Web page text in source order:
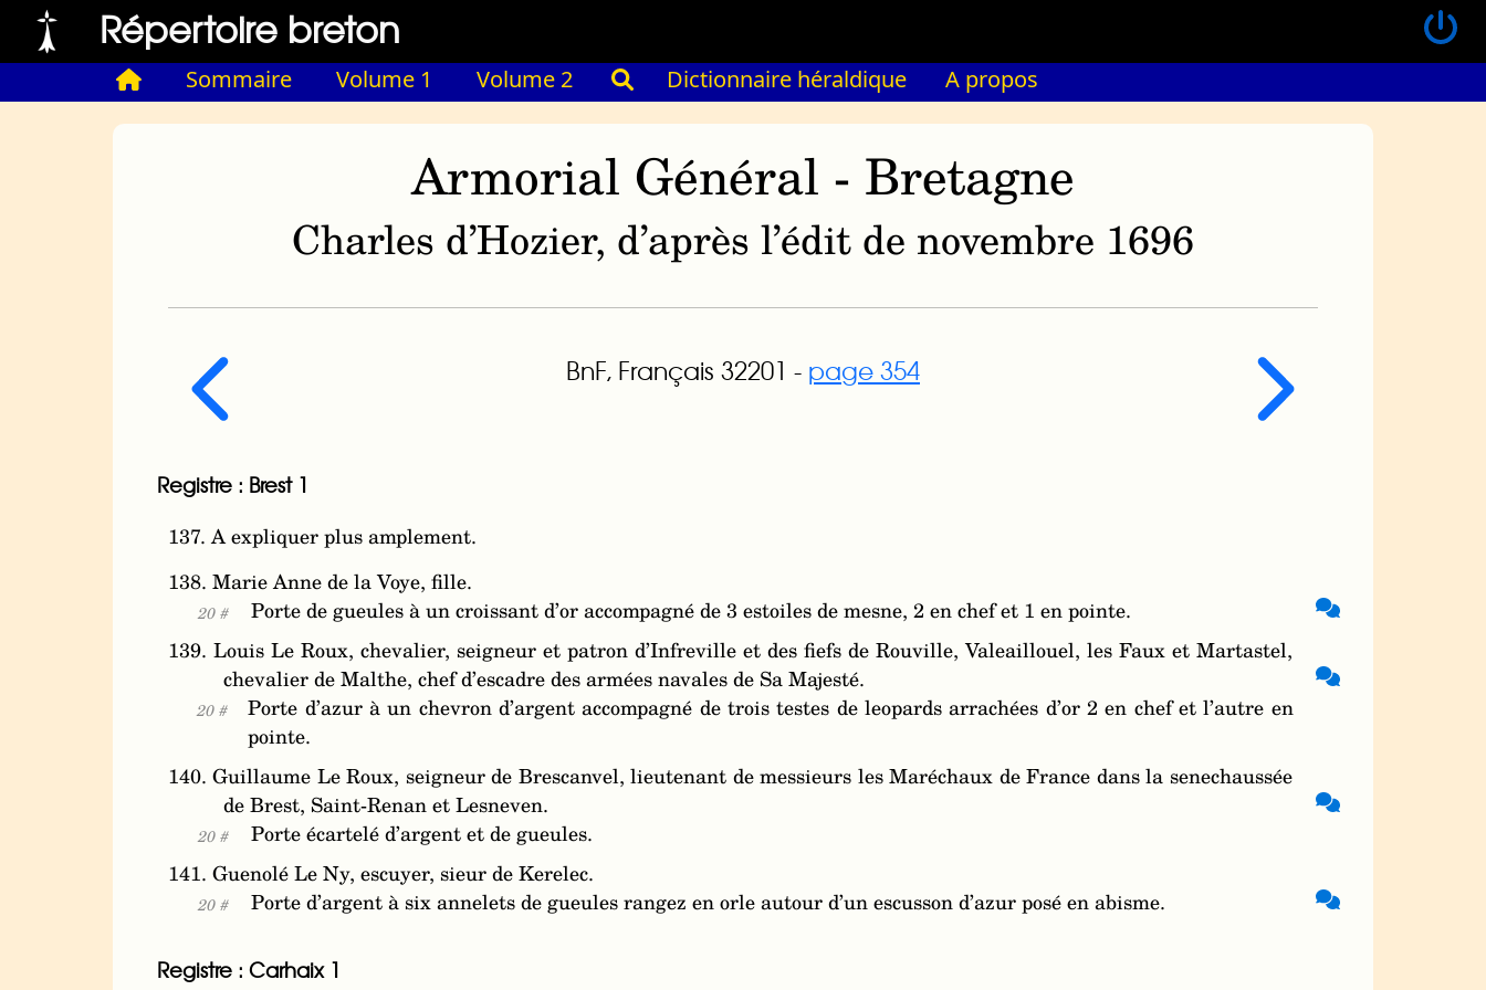
Répertoire breton
Sommaire Volume 1 Volume 2 Dictionnaire héraldique A propos
Armorial Général - Bretagne
Charles d’Hozier, d’après l’édit de novembre 1696
BnF, Français 32201 - page 354
Registre : Brest 1
137. A expliquer plus amplement.
138. Marie Anne de la Voye, fille.
20 #
Porte de gueules à un croissant d’or accompagné de 3 estoiles de mesne, 2 en chef et 1 en pointe.
139. Louis Le Roux, chevalier, seigneur et patron d’Infreville et des fiefs de Rouville, Valeaillouel, les Faux et Martastel,
chevalier de Malthe, chef d’escadre des armées navales de Sa Majesté.
20 #
Porte d’azur à un chevron d’argent accompagné de trois testes de leopards arrachées d’or 2 en chef et l’autre en
pointe.
140. Guillaume Le Roux, seigneur de Brescanvel, lieutenant de messieurs les Maréchaux de France dans la senechaussée
de Brest, Saint-Renan et Lesneven.
20 #
Porte écartelé d’argent et de gueules.
141. Guenolé Le Ny, escuyer, sieur de Kerelec.
20 # Porte d’argent à six annelets de gueules rangez en orle autour d’un escusson d’azur posé en abisme.
Registre : Carhaix 1